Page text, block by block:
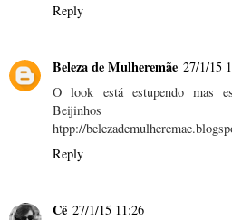
Reply
Beleza de Mulheremãe 27/1/15
O look está estupendo mas
Beijinhos
htpp://
Reply
Cê 27/1/15 11:26